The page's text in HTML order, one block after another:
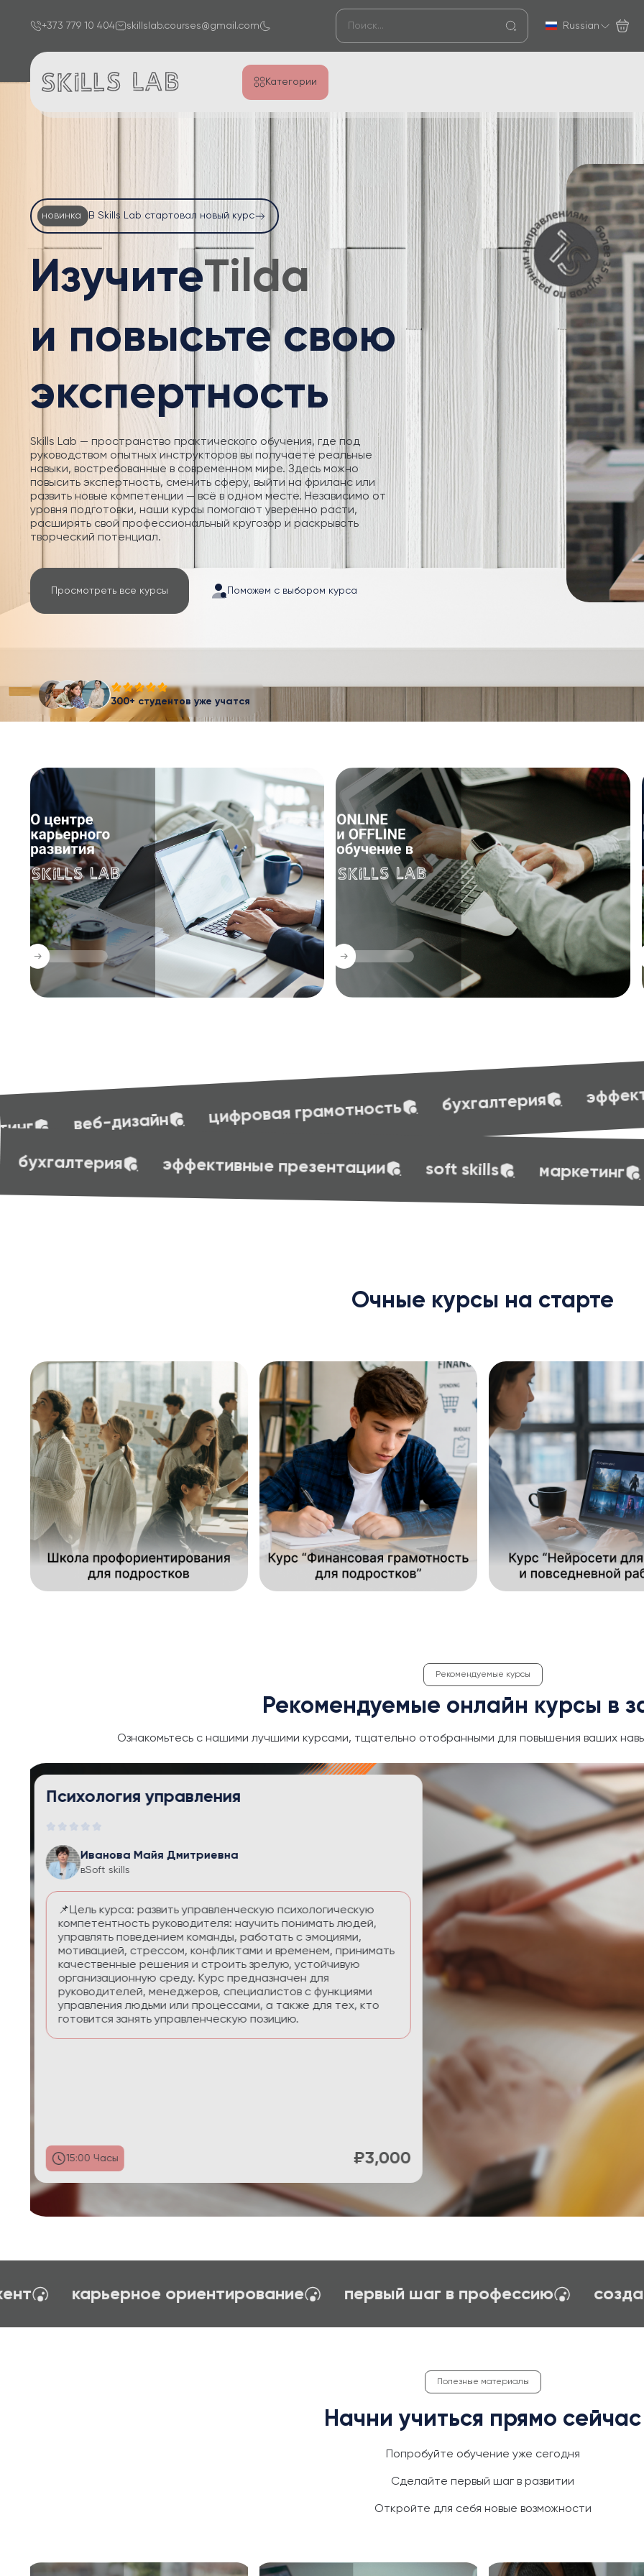
+373 779 10 404 skillslab.courses@gmail.com Russian
Категории
новинка В Skills Lab стартовал новый курс
Изучите
и повысьте свою
экспертность
Skills Lab — пространство практического обучения, где под
руководством опытных инструкторов вы получаете реальные
навыки, востребованные в современном мире. Здесь можно
повысить экспертность, сменить сферу, выйти на фриланс или
развить новые компетенции — всё в одном месте. Независимо от
уровня подготовки, наши курсы помогают уверенно расти,
расширять свой профессиональный кругозор и раскрывать
творческий потенциал.
Просмотреть все курсы Поможем с выбором курса
300+ студентов уже учатся
цифровая грамотность бухгалтерия эффективные презентации
грамотность бухгалтерия эффективные презентации soft
Очные курсы на старте
Рекомендуемые курсы
Рекомендуемые онлайн курсы в
Ознакомьтесь с нашими лучшими курсами, тщательно отобранными для повышения ваших
Тайм-менеджмент и личная эффективность
Иванова Майя Дмитриевна
вSoft skills
Курс помогает выстроить систему управления временем без
перегруза и чувства вины. Вы научитесь расставлять
приоритеты, планировать реалистично, сохранять фокус и
управлять энергией в условиях многозадачности.
29:58 Часы ₽900
тайм-менеджент карьерное ориентирование
Полезные материалы
Начни учиться прямо сейчас
Попробуйте обучение уже сегодня
Сделайте первый шаг в развитии
Откройте для себя новые возможности